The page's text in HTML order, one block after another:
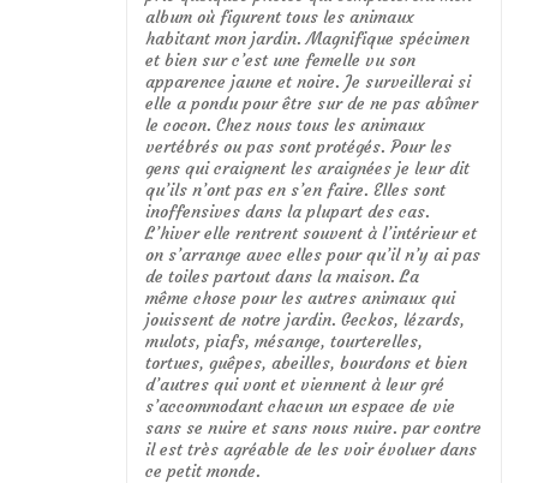
album où figurent tous les animaux
habitant mon jardin. Magnifique spécimen
et bien sur c’est une femelle vu son
apparence jaune et noire. Je surveillerai si
elle a pondu pour être sur de ne pas abîmer
le cocon. Chez nous tous les animaux
vertébrés ou pas sont protégés. Pour les
gens qui craignent les araignées je leur dit
qu’ils n’ont pas en s’en faire. Elles sont
inoffensives dans la plupart des cas.
L’hiver elle rentrent souvent à l’intérieur et
on s’arrange avec elles pour qu’il n’y ai pas
de toiles partout dans la maison. La
même chose pour les autres animaux qui
jouissent de notre jardin. Geckos, lézards,
mulots, piafs, mésange, tourterelles,
tortues, guêpes, abeilles, bourdons et bien
d’autres qui vont et viennent à leur gré
s’accommodant chacun un espace de vie
sans se nuire et sans nous nuire. par contre
il est très agréable de les voir évoluer dans
ce petit monde.